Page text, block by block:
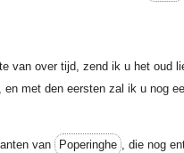
van over tijd, zend ik u het oud
en met den eersten zal ik u nog
van Poperinghe , die nog